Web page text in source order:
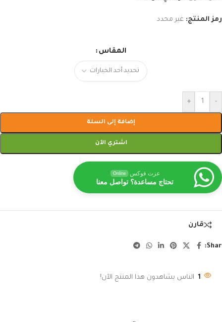
رمز المنتج: غير محدد
المقاس
-
+
إضافة إلى السلة
اشتري الآن
عزت فوكس Online
تحتاج مساعدة؟ تواصل معنا
قارن
1 الناس يشاهدون هذا المنتج الآن!